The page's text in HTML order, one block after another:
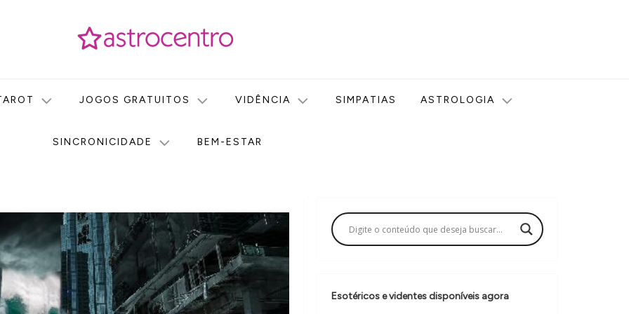
JOGOS GRATUITOS VIDÊNCIA SIMPATIAS ASTROLOGIA
SINCRONICIDADE BEM-ESTAR
Esotéricos e videntes disponíveis agora